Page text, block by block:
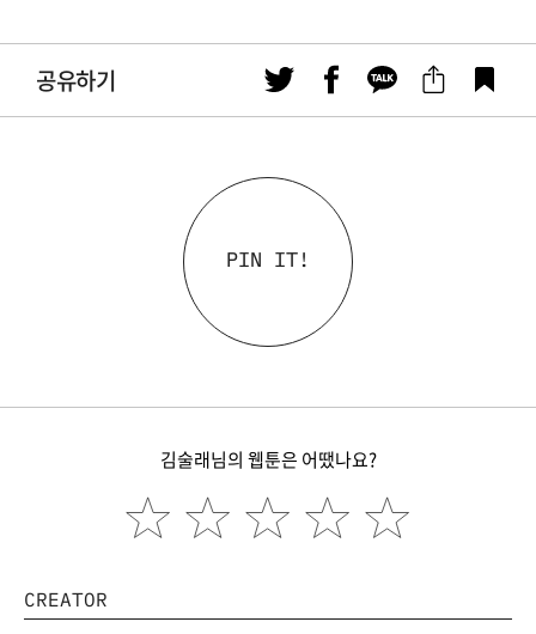
공유하기
PIN IT!
김술래님의 웹툰은 어땠나요?
CREATOR